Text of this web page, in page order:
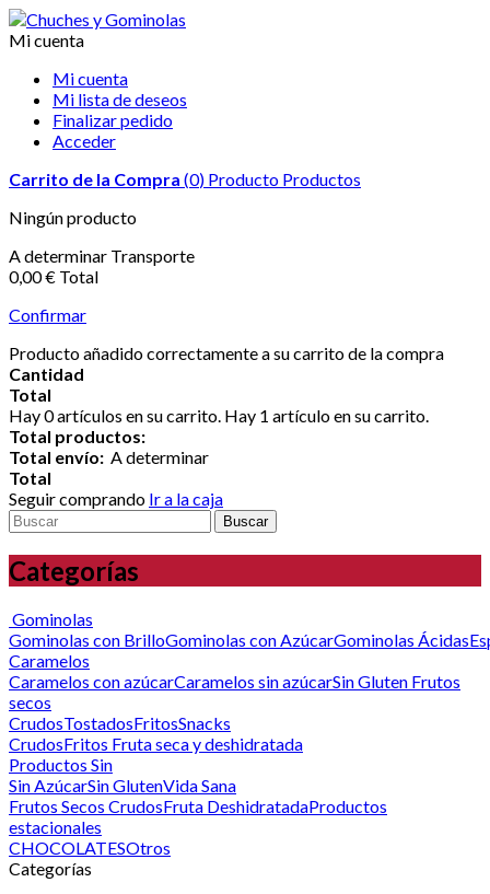
Mi cuenta
Mi cuenta
Mi lista de deseos
Finalizar pedido
Acceder
Carrito de la Compra (0) Producto Productos
Ningún producto
A determinar Transporte
0,00 € Total
Confirmar
Producto añadido correctamente a su carrito de la compra
Cantidad
Total
Hay0artículos en su carrito. Hay 1 artículo en su carrito.
Total productos:
Total envío: A determinar
Total
Seguir comprando Ir a la caja
Buscar
Categorías
Gominolas
Gominolas con BrilloGominolas con AzúcarGominolas Ácidas
Caramelos
Caramelos con azúcarCaramelos sin azúcarSin Gluten Frutos
secos
CrudosTostadosFritosSnacks
CrudosFritos Fruta seca y deshidratada
Productos Sin
Sin AzúcarSin GlutenVida Sana
Frutos Secos CrudosFruta DeshidratadaProductos
estacionales
CHOCOLATESOtros
Categorías